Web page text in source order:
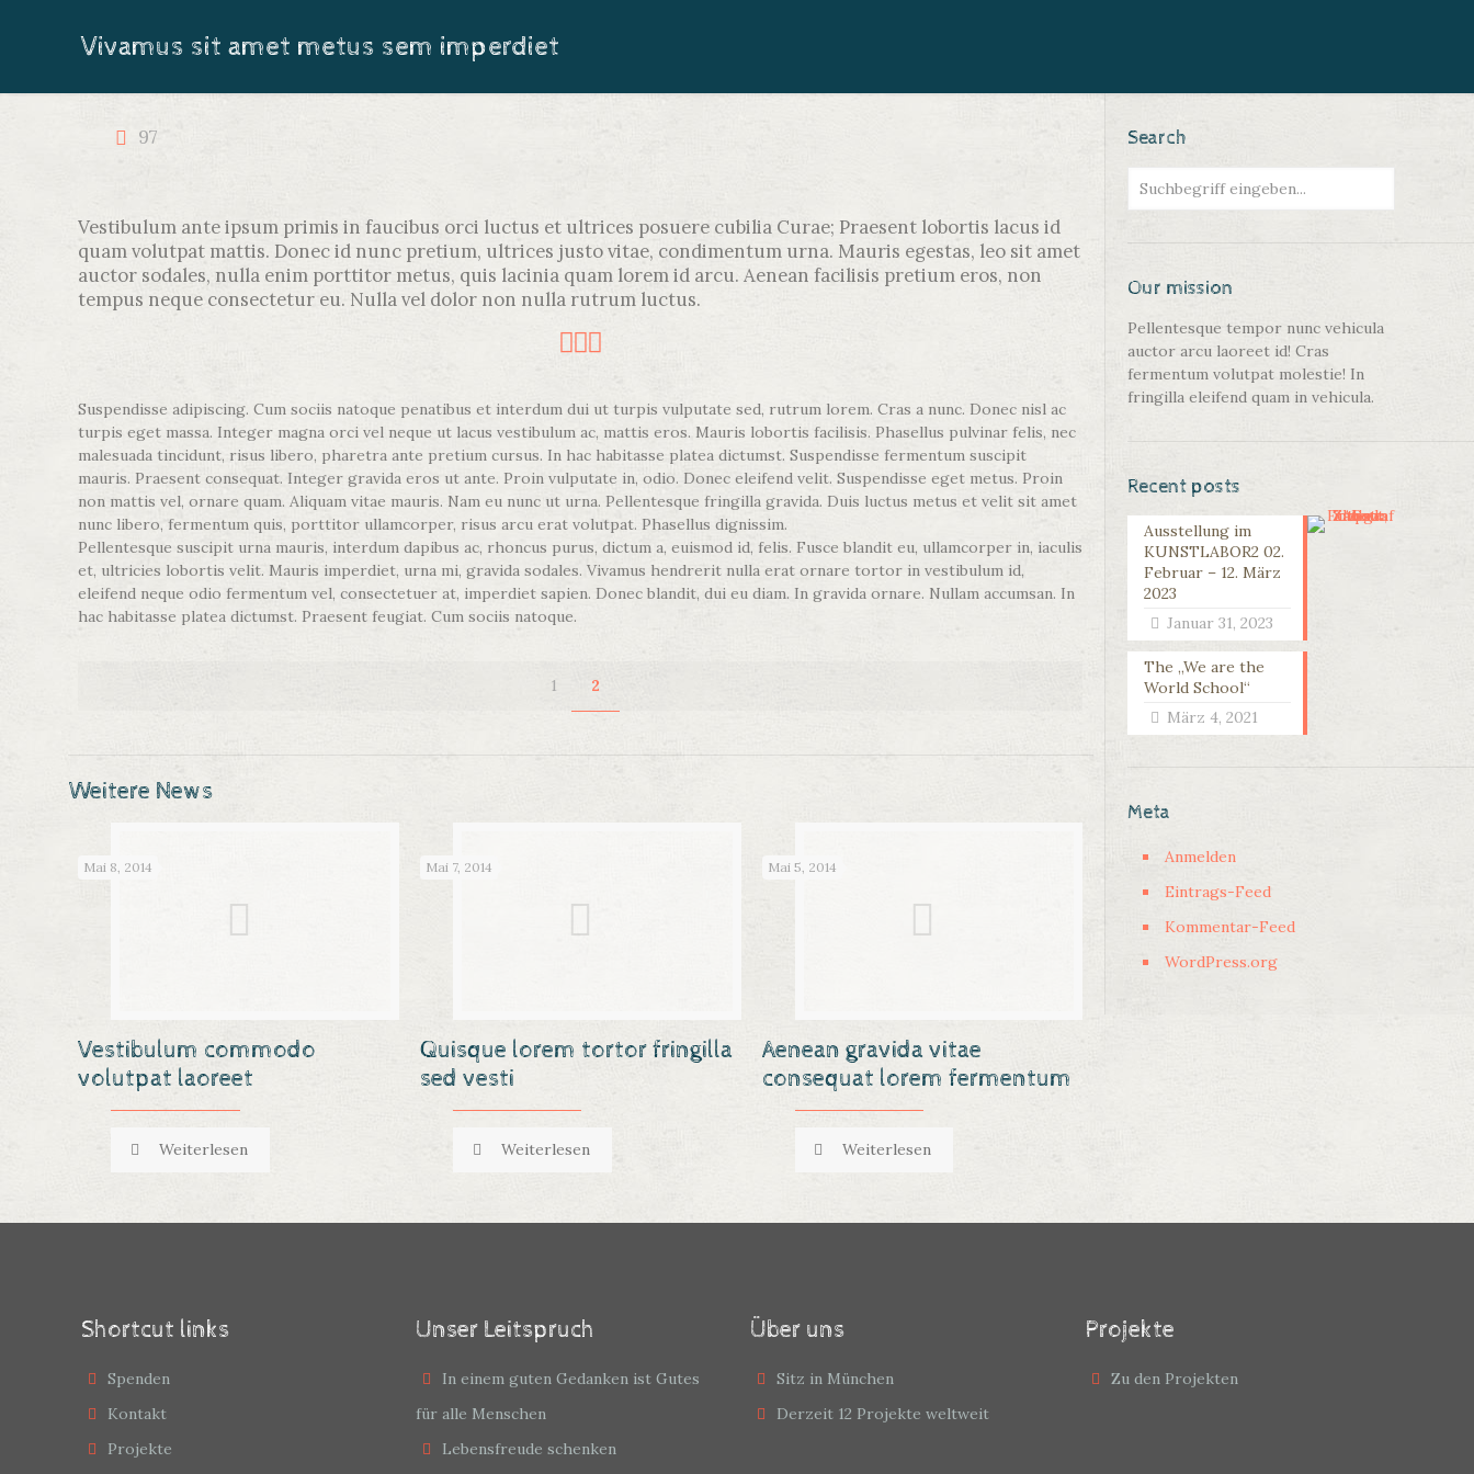
Vivamus sit amet metus sem imperdiet
97
Vestibulum ante ipsum primis in faucibus orci luctus et ultrices posuere cubilia Curae; Praesent lobortis lacus id
quam volutpat mattis. Donec id nunc pretium, ultrices justo vitae, condimentum urna. Mauris egestas, leo sit amet
auctor sodales, nulla enim porttitor metus, quis lacinia quam lorem id arcu. Aenean facilisis pretium eros, non
tempus neque consectetur eu. Nulla vel dolor non nulla rutrum luctus.
Suspendisse adipiscing. Cum sociis natoque penatibus et interdum dui ut turpis vulputate sed, rutrum lorem. Cras a nunc. Donec nisl ac
turpis eget massa. Integer magna orci vel neque ut lacus vestibulum ac, mattis eros. Mauris lobortis facilisis. Phasellus pulvinar felis, nec
malesuada tincidunt, risus libero, pharetra ante pretium cursus. In hac habitasse platea dictumst. Suspendisse fermentum suscipit
mauris. Praesent consequat. Integer gravida eros ut ante. Proin vulputate in, odio. Donec eleifend velit. Suspendisse eget metus. Proin
non mattis vel, ornare quam. Aliquam vitae mauris. Nam eu nunc ut urna. Pellentesque fringilla gravida. Duis luctus metus et velit sit amet
nunc libero, fermentum quis, porttitor ullamcorper, risus arcu erat volutpat. Phasellus dignissim.
Pellentesque suscipit urna mauris, interdum dapibus ac, rhoncus purus, dictum a, euismod id, felis. Fusce blandit eu, ullamcorper in, iaculis
et, ultricies lobortis velit. Mauris imperdiet, urna mi, gravida sodales. Vivamus hendrerit nulla erat ornare tortor in vestibulum id,
eleifend neque odio fermentum vel, consectetuer at, imperdiet sapien. Donec blandit, dui eu diam. In gravida ornare. Nullam accumsan. In
hac habitasse platea dictumst. Praesent feugiat. Cum sociis natoque.
1 2
Weitere News
Mai 8, 2014
Vestibulum commodo
volutpat laoreet
Weiterlesen
Mai 7, 2014
Quisque lorem tortor fringilla
sed vesti
Weiterlesen
Mai 5, 2014
Aenean gravida vitae
consequat lorem fermentum
Weiterlesen
Search
Our mission
Pellentesque tempor nunc vehicula
auctor arcu laoreet id! Cras
fermentum volutpat molestie! In
fringilla eleifend quam in vehicula.
Recent posts
Ausstellung im
KUNSTLABOR2 02.
Februar – 12. März
2023
Januar 31, 2023
The „We are the
World School“
März 4, 2021
Meta
Anmelden
Eintrags-Feed
Kommentar-Feed
WordPress.org
Shortcut links
Spenden
Kontakt
Projekte
Unser Leitspruch
In einem guten Gedanken ist Gutes
für alle Menschen
Lebensfreude schenken
Über uns
Sitz in München
Derzeit 12 Projekte weltweit
Projekte
Zu den Projekten